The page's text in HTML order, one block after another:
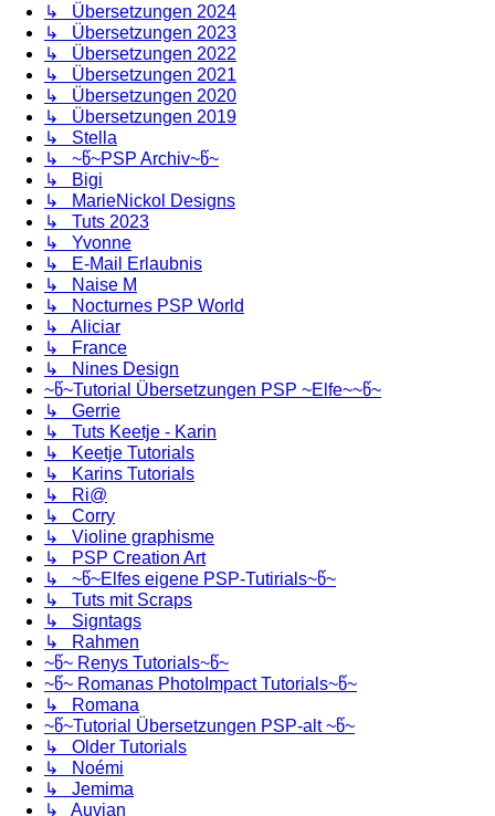
↳ Übersetzungen 2024
↳ Übersetzungen 2023
↳ Übersetzungen 2022
↳ Übersetzungen 2021
↳ Übersetzungen 2020
↳ Übersetzungen 2019
↳ Stella
↳ ~წ~PSP Archiv~წ~
↳ Bigi
↳ MarieNickol Designs
↳ Tuts 2023
↳ Yvonne
↳ E-Mail Erlaubnis
↳ Naise M
↳ Nocturnes PSP World
↳ Aliciar
↳ France
↳ Nines Design
~წ~Tutorial Übersetzungen PSP ~Elfe~~წ~
↳ Gerrie
↳ Tuts Keetje - Karin
↳ Keetje Tutorials
↳ Karins Tutorials
↳ Ri@
↳ Corry
↳ Violine graphisme
↳ PSP Creation Art
↳ ~წ~Elfes eigene PSP-Tutirials~წ~
↳ Tuts mit Scraps
↳ Signtags
↳ Rahmen
~წ~ Renys Tutorials~წ~
~წ~ Romanas PhotoImpact Tutorials~წ~
↳ Romana
~წ~Tutorial Übersetzungen PSP-alt ~წ~
↳ Older Tutorials
↳ Noémi
↳ Jemima
↳ Auvian